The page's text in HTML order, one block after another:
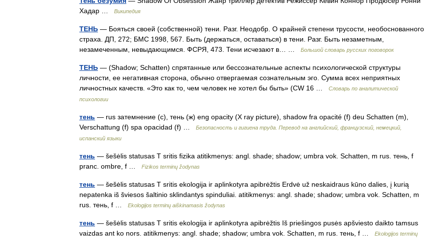
Хадар …
Википедия
ТЕНЬ — Бояться своей (собственной) тени. Разг. Неодобр. О крайней степени трусости, необоснованного
страха. ДП, 272; БМС 1998, 567. Быть (держаться, оставаться) в тени. Разг. Быть незаметным,
незамеченным, невыдающимся. ФСРЯ, 473. Тени исчезают в… …
Большой словарь русских поговорок
ТЕНЬ — (Shadow; Schatten) спрятанные или бессознательные аспекты психологической структуры
личности, ее негативная сторона, обычно отвергаемая сознательным эго. Сумма всех неприятных
личностных качеств. «Это как то, чем человек не хотел бы быть» (CW 16 …
Словарь по аналитической
психологии
тень — rus затемнение (с), тень (ж) eng opacity (X ray picture), shadow fra opacité (f) deu Schatten (m),
Verschattung (f) spa opacidad (f) …
Безопасность и гигиена труда. Перевод на английский, французский, немецкий,
испанский языки
тень — šešėlis statusas T sritis fizika atitikmenys: angl. shade; shadow; umbra vok. Schatten, m rus. тень, f
pranc. ombre, f …
Fizikos terminų žodynas
тень — šešėlis statusas T sritis ekologija ir aplinkotyra apibrėžtis Erdvė už neskaidraus kūno dalies, į kurią
nepatenka iš šviesos šaltinio sklindantys spinduliai. atitikmenys: angl. shade; shadow; umbra vok. Schatten, m
rus. тень, f …
Ekologijos terminų aiškinamasis žodynas
тень — šešėlis statusas T sritis ekologija ir aplinkotyra apibrėžtis Iš priešingos pusės apšviesto daikto tamsus
vaizdas ant ko nors. atitikmenys: angl. shade; shadow; umbra vok. Schatten, m rus. тень, f …
Ekologijos terminų